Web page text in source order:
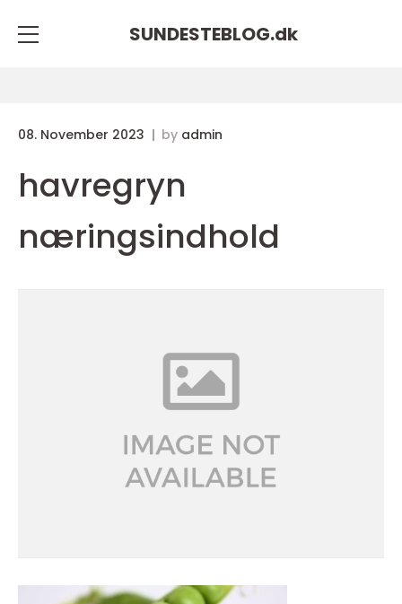
SUNDESTEBLOG.dk
08. November 2023 by admin
havregryn
næringsindhold